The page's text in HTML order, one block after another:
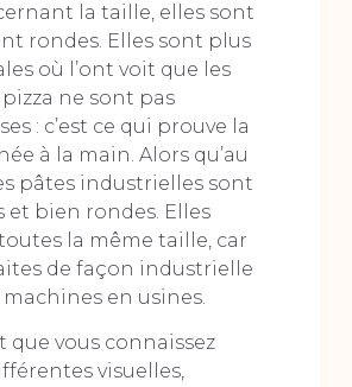
la taille, elles sont
rondes. Elles sont plus
où l’ont voit que les
ne sont pas
: c’est ce qui prouve la
à la main. Alors qu’au
pâtes industrielles sont
et bien rondes. Elles
la même taille, car
de façon industrielle
machines en usines.
que vous connaissez
visuelles,